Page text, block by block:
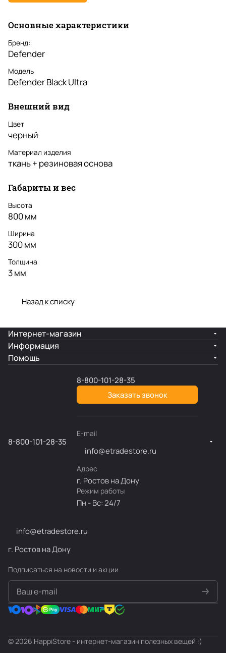
Основные характеристики
Бренд:
Defender
Модель
Defender Black Ultra
Внешний вид
Цвет
черный
Материал изделия
ткань + резиновая основа
Габариты и вес
Высота
800 мм
Ширина
300 мм
Толщина
3 мм
Назад к списку
Интернет-магазин
Информация
Помощь
8-800-101-28-35
8-800-101-28-35
Заказать звонок
E-mail
info@etradestore.ru
Адрес
г. Ростов на Дону
Режим работы
Пн - Вс: 24/7
info@etradestore.ru
г. Ростов на Дону
Подписаться на новости и акции
© 2026 HappiStore - интернет-магазин полезных вещей :)